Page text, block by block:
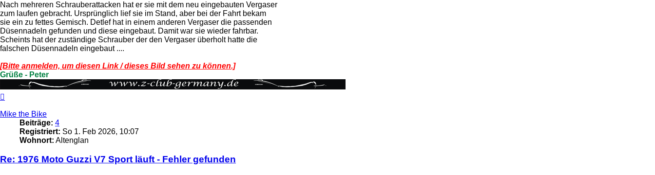
Nach mehreren Schrauberattacken hat er sie mit dem neu eingebauten Vergaser
zum laufen gebracht. Ursprünglich lief sie im Stand, aber bei der Fahrt bekam
sie ein zu fettes Gemisch. Detlef hat in einem anderen Vergaser die passenden
Düsennadeln gefunden und diese eingebaut. Damit war sie wieder fahrbar.
Scheints hat der zuständige Schrauber der den Vergaser überholt hatte die
falschen Düsennadeln eingebaut ....
[Bitte anmelden, um diesen Link / dieses Bild sehen zu können.]
Grüße - Peter
Mike the Bike
Beiträge: 4
Registriert: So 1. Feb 2026, 10:07
Wohnort: Altenglan
Re: 1976 Moto Guzzi V7 Sport läuft - Fehler gefunden